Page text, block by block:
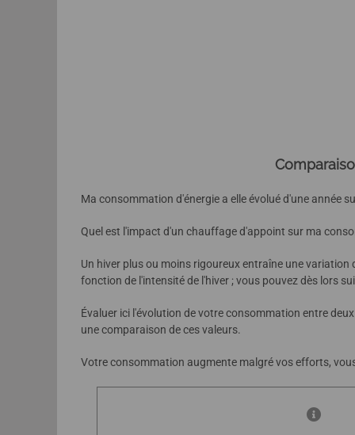
Ma consommation d'énergie a elle évolué d'une année
Quel est l'impact d'un chauffage d'appoint sur ma
Un hiver plus ou moins rigoureux entraîne une
fonction de l'intensité de l'hiver ; vous pouvez dès lors
Évaluer ici l'évolution de votre consommation entre
une comparaison de ces valeurs.
Votre consommation augmente malgré vos efforts,